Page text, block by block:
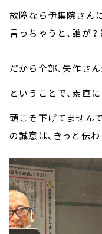
故障なら伊集院さん
言っちゃうと、誰が
だから全部、矢作さん
ということで、素直に
頭こそ下げてません
の誠意は、きっと伝わ